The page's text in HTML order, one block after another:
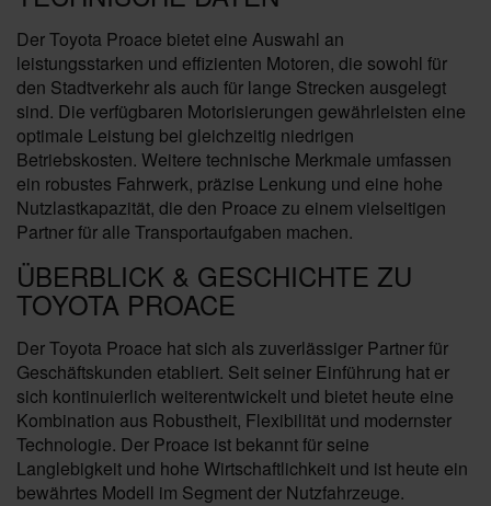
Der Toyota Proace bietet eine Auswahl an
leistungsstarken und effizienten Motoren, die sowohl für
den Stadtverkehr als auch für lange Strecken ausgelegt
sind. Die verfügbaren Motorisierungen gewährleisten eine
optimale Leistung bei gleichzeitig niedrigen
Betriebskosten. Weitere technische Merkmale umfassen
ein robustes Fahrwerk, präzise Lenkung und eine hohe
Nutzlastkapazität, die den Proace zu einem vielseitigen
Partner für alle Transportaufgaben machen.
ÜBERBLICK & GESCHICHTE ZU
TOYOTA PROACE
Der Toyota Proace hat sich als zuverlässiger Partner für
Geschäftskunden etabliert. Seit seiner Einführung hat er
sich kontinuierlich weiterentwickelt und bietet heute eine
Kombination aus Robustheit, Flexibilität und modernster
Technologie. Der Proace ist bekannt für seine
Langlebigkeit und hohe Wirtschaftlichkeit und ist heute ein
bewährtes Modell im Segment der Nutzfahrzeuge.